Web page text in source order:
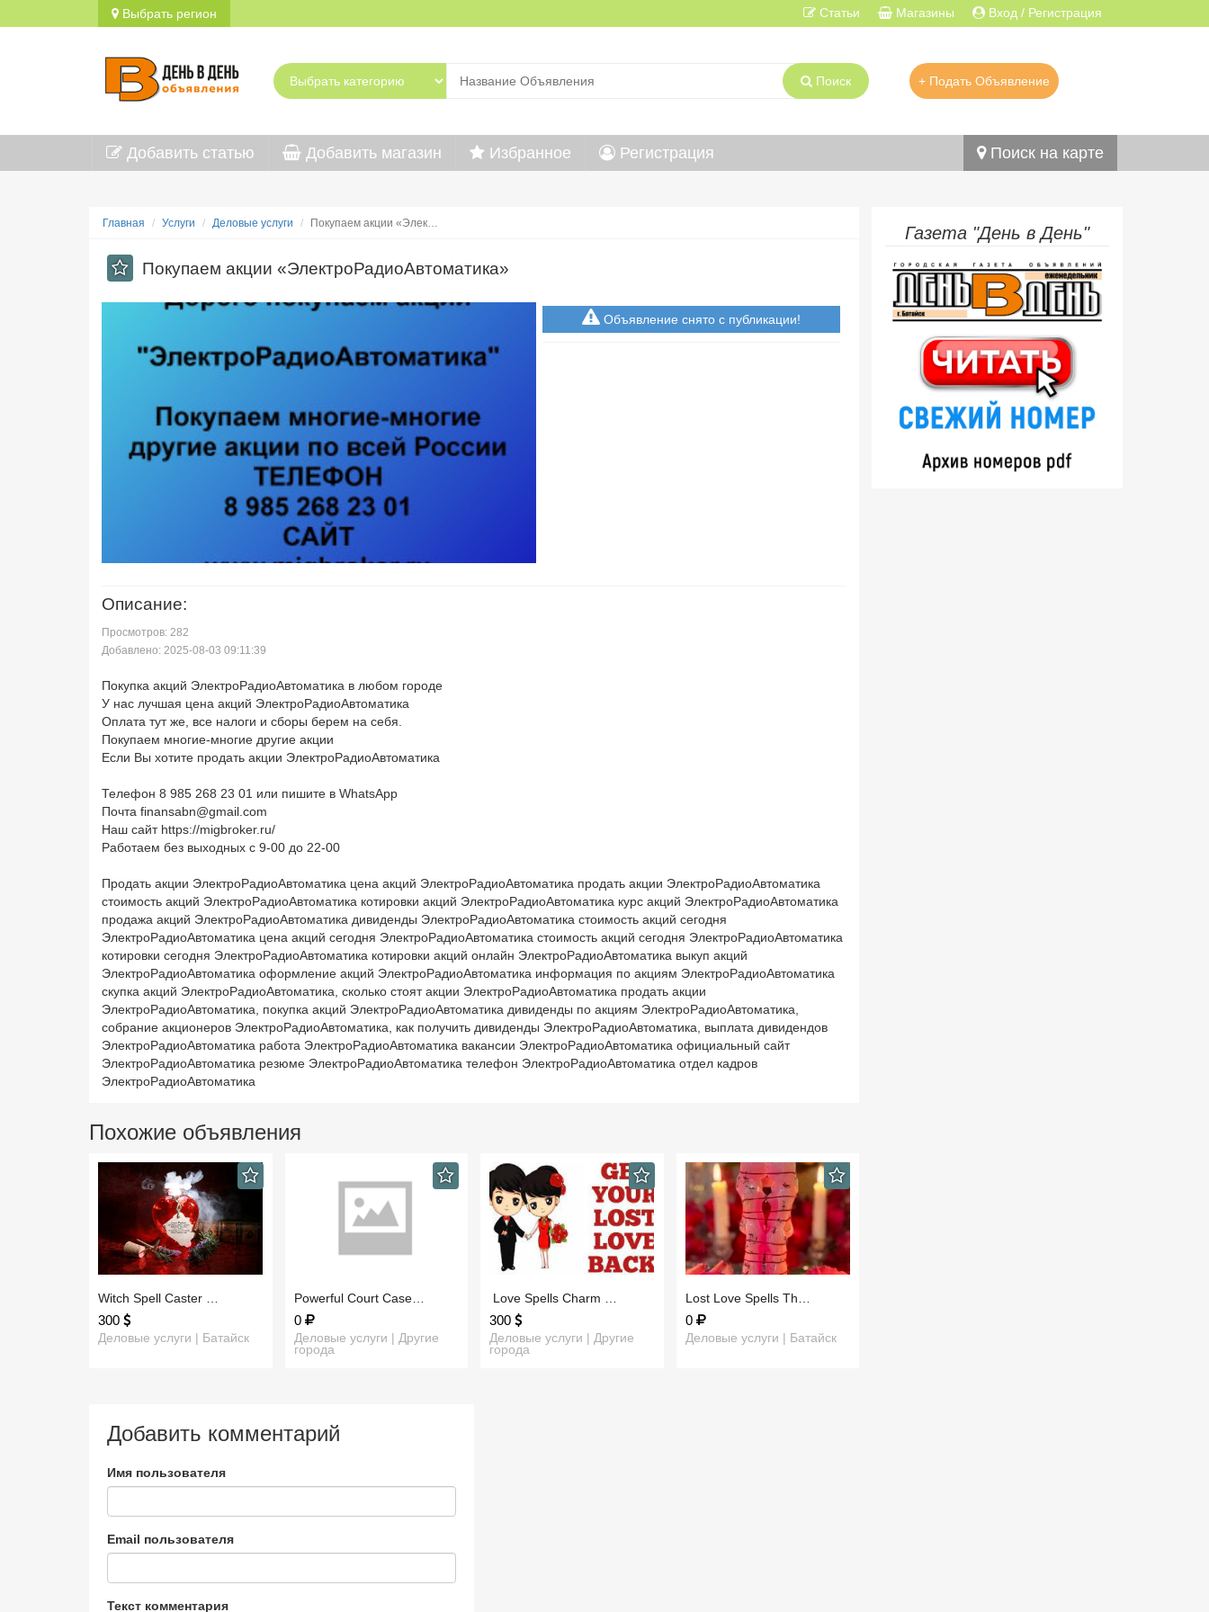
Выбрать регион Вход / Регистрация
Магазины
Статьи
Поиск + Подать Объявление
Добавить статью Добавить магазин Избранное Регистрация Поиск на карте
Главная Услуги Деловые услуги Покупаем акции «Элек…
Покупаем акции «ЭлектроРадиоАвтоматика»
Объявление снято с публикации!
Описание:
Просмотров: 282
Добавлено: 2025-08-03 09:11:39
Покупка акций ЭлектроРадиоАвтоматика в любом городе
У нас лучшая цена акций ЭлектроРадиоАвтоматика
Оплата тут же, все налоги и сборы берем на себя.
Покупаем многие-многие другие акции
Если Вы хотите продать акции ЭлектроРадиоАвтоматика
Телефон 8 985 268 23 01 или пишите в WhatsApp
Почта finansabn@gmail.com
Наш сайт https://migbroker.ru/
Работаем без выходных с 9-00 до 22-00
Продать акции ЭлектроРадиоАвтоматика цена акций ЭлектроРадиоАвтоматика продать акции ЭлектроРадиоАвтоматика
стоимость акций ЭлектроРадиоАвтоматика котировки акций ЭлектроРадиоАвтоматика курс акций ЭлектроРадиоАвтоматика
продажа акций ЭлектроРадиоАвтоматика дивиденды ЭлектроРадиоАвтоматика стоимость акций сегодня
ЭлектроРадиоАвтоматика цена акций сегодня ЭлектроРадиоАвтоматика стоимость акций сегодня ЭлектроРадиоАвтоматика
котировки сегодня ЭлектроРадиоАвтоматика котировки акций онлайн ЭлектроРадиоАвтоматика выкуп акций
ЭлектроРадиоАвтоматика оформление акций ЭлектроРадиоАвтоматика информация по акциям ЭлектроРадиоАвтоматика
скупка акций ЭлектроРадиоАвтоматика, сколько стоят акции ЭлектроРадиоАвтоматика продать акции
ЭлектроРадиоАвтоматика, покупка акций ЭлектроРадиоАвтоматика дивиденды по акциям ЭлектроРадиоАвтоматика,
собрание акционеров ЭлектроРадиоАвтоматика, как получить дивиденды ЭлектроРадиоАвтоматика, выплата дивидендов
ЭлектроРадиоАвтоматика работа ЭлектроРадиоАвтоматика вакансии ЭлектроРадиоАвтоматика официальный сайт
ЭлектроРадиоАвтоматика резюме ЭлектроРадиоАвтоматика телефон ЭлектроРадиоАвтоматика отдел кадров
ЭлектроРадиоАвтоматика
Похожие объявления
​Witch Spell Caster …
300
Деловые услуги | Батайск
​Powerful Court Case…
0
Деловые услуги | Другие
города
​ Love Spells Charm …
300
Деловые услуги | Другие
города
​Lost Love Spells Th…
0
Деловые услуги | Батайск
Добавить комментарий
Имя пользователя
Email пользователя
Текст комментария
Газета "День в День"